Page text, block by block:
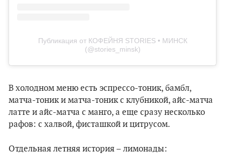
Публикация от КОФЕЙНЯ STORIES • МИНСК
(@stories_minsk)
В холодном меню есть эспрессо-тоник, бамбл,
матча-тоник и матча-тоник с клубникой, айс-матча
латте и айс-матча с манго, а еще сразу несколько
рафов: с халвой, фисташкой и цитрусом.
Отдельная летняя история – лимонады: